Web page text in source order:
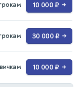
10 000 ₽ →
30 000 ₽ →
10 000 ₽ →